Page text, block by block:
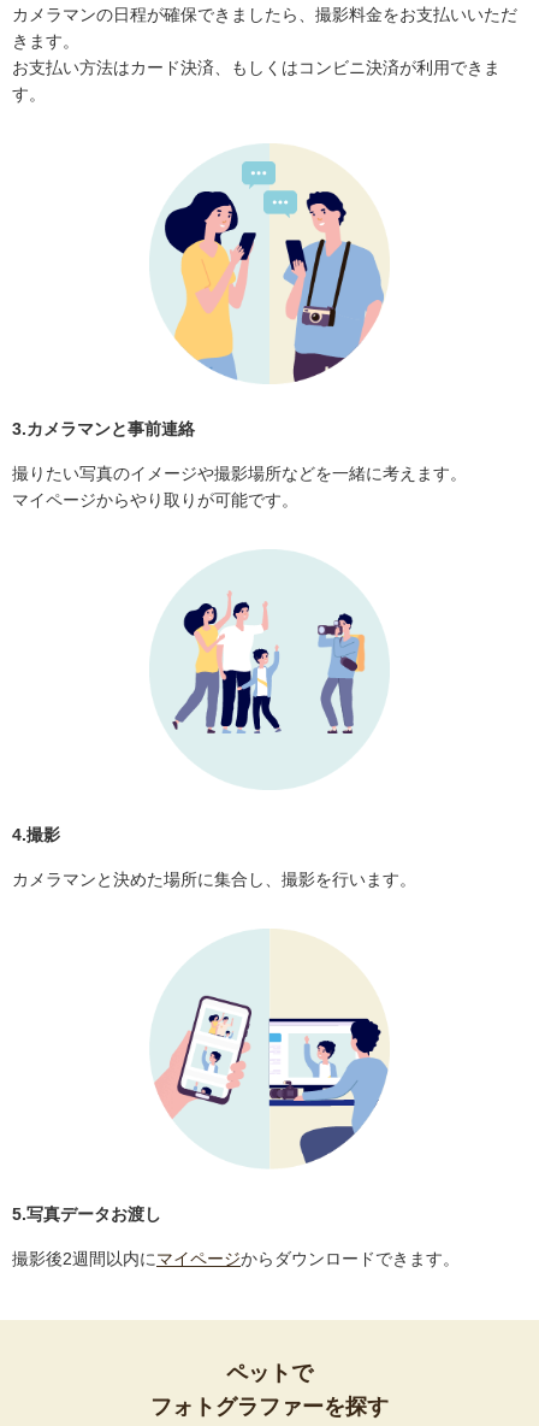
カメラマンの日程が確保できましたら、撮影料金をお支払いいただ
きます。
お支払い方法はカード決済、もしくはコンビニ決済が利用できま
す。
3.カメラマンと事前連絡
撮りたい写真のイメージや撮影場所などを一緒に考えます。
マイページからやり取りが可能です。
4.撮影
カメラマンと決めた場所に集合し、撮影を行います。
5.写真データお渡し
撮影後2週間以内にマイページからダウンロードできます。
ペットで
フォトグラファーを探す